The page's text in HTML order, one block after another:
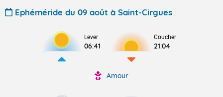
Ephéméride du 09 août à Saint-Cirgues
Lever
06:41
Coucher
21:04
Amour